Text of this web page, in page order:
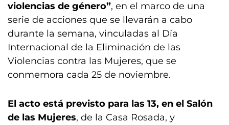
violencias de género”, en el marco de una
serie de acciones que se llevarán a cabo
durante la semana, vinculadas al Día
Internacional de la Eliminación de las
Violencias contra las Mujeres, que se
conmemora cada 25 de noviembre.
El acto está previsto para las 13, en el Salón
de las Mujeres, de la Casa Rosada, y